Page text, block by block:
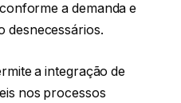
a demanda e
desnecessários.
a integração de
nos processos